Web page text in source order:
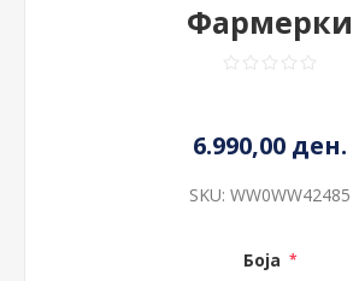
Фармерки
6.990,00 ден.
SKU: WW0WW42485
Боја *